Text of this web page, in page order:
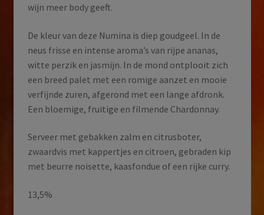
wijn meer body geeft.
De kleur van deze Numina is diep goudgeel. In de
neus frisse en intense aroma’s van rijpe ananas,
witte perzik en jasmijn. In de mond ontplooit zich
een breed palet met een romige aanzet en mooie
verfijnde zuren, afgerond met een lange afdronk.
Een bloemige, fruitige en filmende Chardonnay.
Serveer met gebakken zalm en citrusboter,
zwaardvis met kappertjes en citroen, gebraden kip
met beurre noisette, kaasfondue of een rijke curry.
13,5%